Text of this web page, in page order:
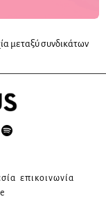
μεταξύ συνδικάτων
επικοινωνία